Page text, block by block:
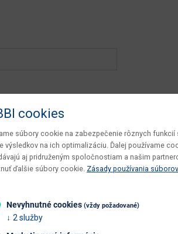
Vrátenie tovaru do 30 dní
Maximálne pohodlie pre
cookies
súbory cookie na zabezpečenie rôznych
výsledkov na ich optimalizáciu. Ďalej používame
aj pridruženým spoločnostiam a našim
ďalšie súbory cookie. Zásady používania
Nevyhnutné cookies (vždy požadované)
2 služby